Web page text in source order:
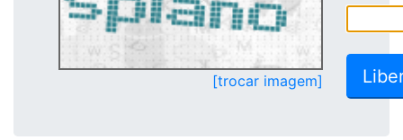
[trocar imagem]